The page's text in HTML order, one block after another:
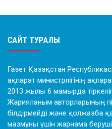
САЙТ ТУРАЛЫ
Газет Қазақстан
ақпарат министрлігінің
2013 жылы 6 мамырда
Жарияланым авторларының
білдірмейді және қолжазба
мазмұны үшін жарнама